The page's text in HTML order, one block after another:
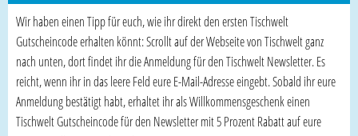
Wir haben einen Tipp für euch, wie ihr direkt den ersten Tischwelt
Gutscheincode erhalten könnt: Scrollt auf der Webseite von Tischwelt ganz
nach unten, dort findet ihr die Anmeldung für den Tischwelt Newsletter. Es
reicht, wenn ihr in das leere Feld eure E-Mail-Adresse eingebt. Sobald ihr eure
Anmeldung bestätigt habt, erhaltet ihr als Willkommensgeschenk einen
Tischwelt Gutscheincode für den Newsletter mit 5 Prozent Rabatt auf eure